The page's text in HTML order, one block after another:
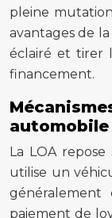
pleine
avantages de
éclairé et tirer
financement.
automobile
La LOA
utilise un
paiement de